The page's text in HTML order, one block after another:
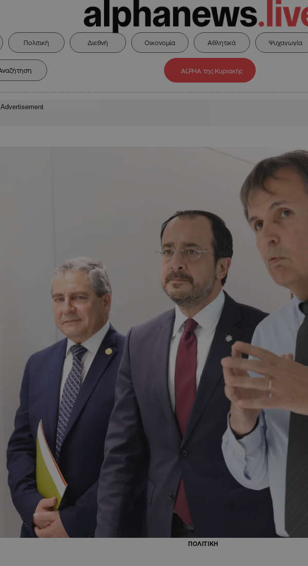
Πολιτική Διεθνή Οικονομία Αθλητικά Ψυχαγωγία
ALPHA της Κυριακής
Advertisement
ΠΟΛΙΤΙΚΗ